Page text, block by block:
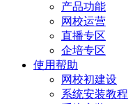
产品功能
网校运营
直播专区
企培专区
使用帮助
网校初建设
系统安装教程